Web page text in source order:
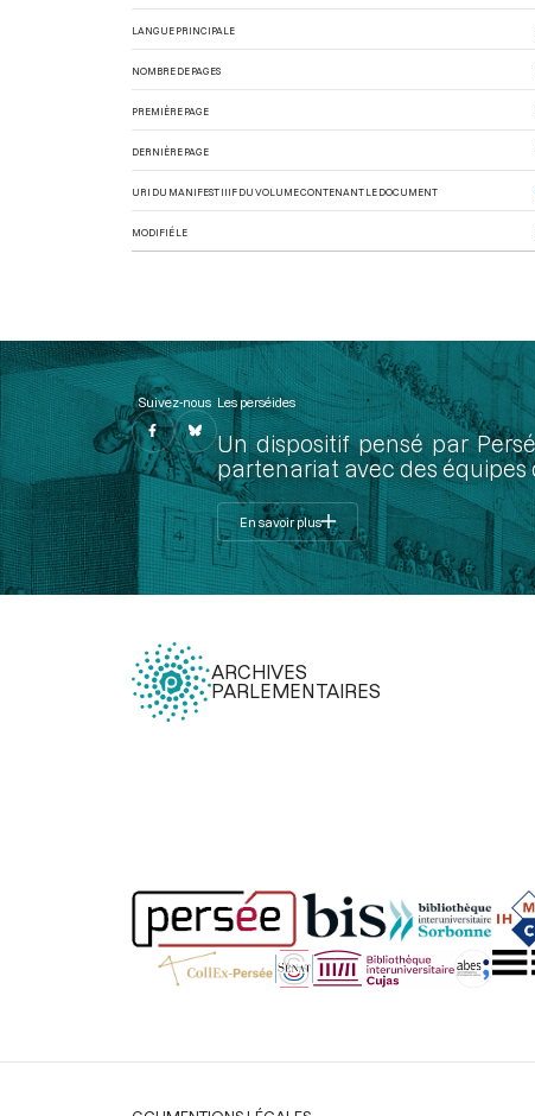
LANGUE PRINCIPALE
NOMBRE DE PAGES
PREMIÈRE PAGE
DERNIÈRE PAGE
URI DU MANIFEST IIIF DU VOLUME CONTENANT LE DOCUMENT
MODIFIÉ LE
Suivez-nous Les perséides
Un dispositif pensé par
partenariat avec des
En savoir plus
ARCHIVES
PARLEMENTAIRES
Légal